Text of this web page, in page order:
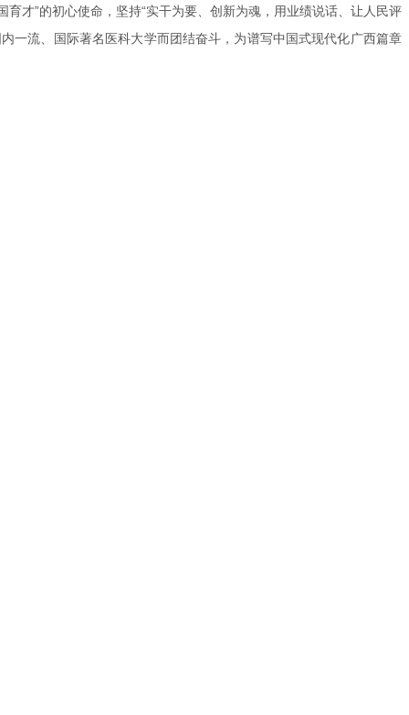
才”的初心使命，坚持“实干为要、创新为魂，用业绩说话、让人民评
一流、国际著名医科大学而团结奋斗，为谱写中国式现代化广西篇章